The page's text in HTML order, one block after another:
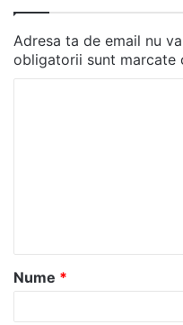
Adresa ta de email nu
obligatorii sunt marcate
a
r
Nume *